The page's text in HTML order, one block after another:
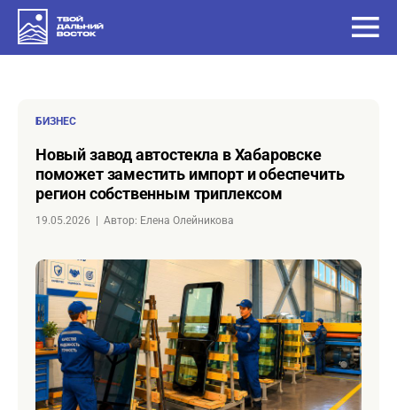
БИЗНЕС
Новый завод автостекла в Хабаровске
поможет заместить импорт и обеспечить
регион собственным триплексом
19.05.2026 Автор: Елена Олейникова